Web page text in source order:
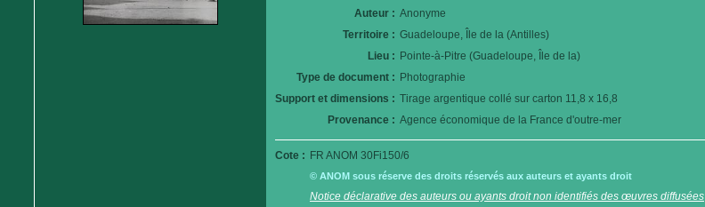
Auteur : Anonyme
Territoire : Guadeloupe, Île de la (Antilles)
Lieu : Pointe-à-Pitre (Guadeloupe, Île de la)
Type de document : Photographie
Support et dimensions : Tirage argentique collé sur carton 11,8 x 16,8
Provenance : Agence économique de la France d'outre-mer
Cote : FR ANOM 30Fi150/6
© ANOM sous réserve des droits réservés aux auteurs et ayants droit
Notice déclarative des auteurs ou ayants droit non identifiés des œuvres diffusées